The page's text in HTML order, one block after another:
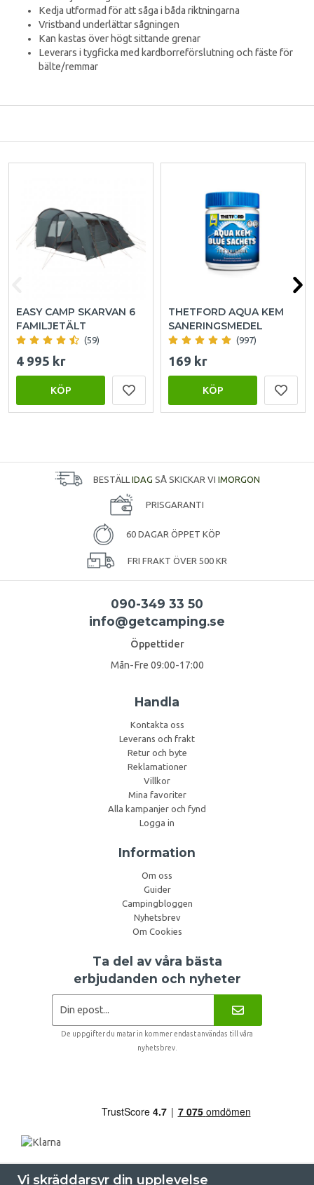
Kedja utformad för att såga i båda riktningarna
Vristband underlättar sågningen
Kan kastas över högt sittande grenar
Leverars i tygficka med kardborreförslutning och fäste för
bälte/remmar
EASY CAMP SKARVAN 6
FAMILJETÄLT
(59)
4 995 kr
KÖP
THETFORD AQUA KEM
SANERINGSMEDEL
(997)
169 kr
KÖP
BESTÄLL IDAG SÅ SKICKAR VI IMORGON
PRISGARANTI
60 DAGAR ÖPPET KÖP
FRI FRAKT ÖVER 500 KR
090-349 33 50
info@getcamping.se
Öppettider
Mån-Fre 09:00-17:00
Handla
Kontakta oss
Leverans och frakt
Retur och byte
Reklamationer
Villkor
Mina favoriter
Alla kampanjer och fynd
Logga in
Information
Om oss
Guider
Campingbloggen
Nyhetsbrev
Om Cookies
Ta del av våra bästa
erbjudanden och nyheter
De uppgifter du matar in kommer endast användas till våra
nyhetsbrev.
Vi skräddarsyr din upplevelse